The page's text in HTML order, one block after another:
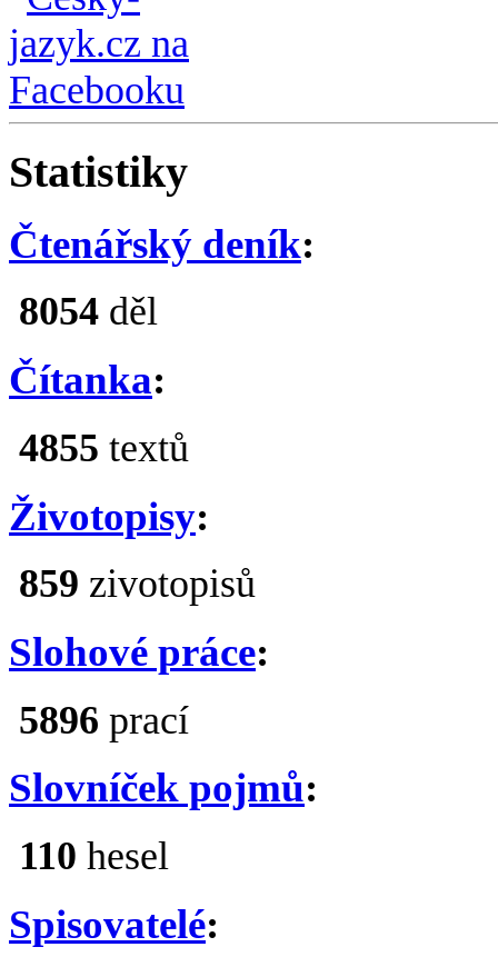
Statistiky
Čtenářský deník:
8054 děl
Čítanka:
4855 textů
Životopisy:
859 zivotopisů
Slohové práce:
5896 prací
Slovníček pojmů:
110 hesel
Spisovatelé: